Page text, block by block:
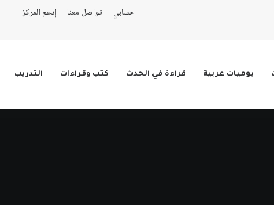
حسابي تواصل معنا إدعم المركز
يوميات عربية قراءة في الحدث كتب وقراءات التدريب